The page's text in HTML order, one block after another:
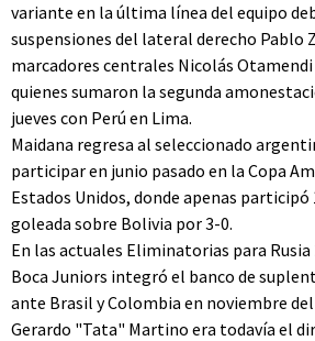
variante en la última línea del equipo
suspensiones del lateral derecho Pablo
marcadores centrales Nicolás Otamendi
quienes sumaron la segunda
jueves con Perú en Lima.
Maidana regresa al seleccionado
participar en junio pasado en la Copa
Estados Unidos, donde apenas
goleada sobre Bolivia por 3-0.
En las actuales Eliminatorias para Rusia
Boca Juniors integró el banco de
ante Brasil y Colombia en noviembre
Gerardo "Tata" Martino era todavía el